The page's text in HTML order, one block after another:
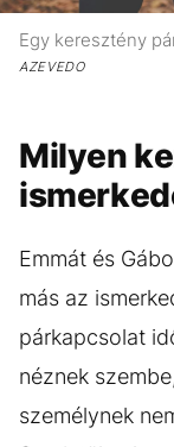
Egy keresztény
AZEVEDO
Milyen
Emmát és
más az
párkapcsolat
néznek
személynek